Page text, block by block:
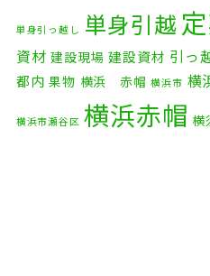
2025年
2025年
2025年
2025年
単身引っ越し 単身引越
資材 建設現場 建設資材 引っ
都内 果物 横浜 赤帽 横浜市 横
横浜市瀬谷区 横浜赤帽 横